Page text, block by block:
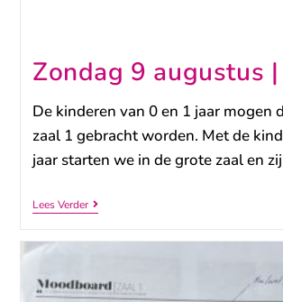
Zondag 9 augustus |
De kinderen van 0 en 1 jaar mogen
zaal 1 gebracht worden. Met de
jaar starten we in de grote zaal en
Lees Verder